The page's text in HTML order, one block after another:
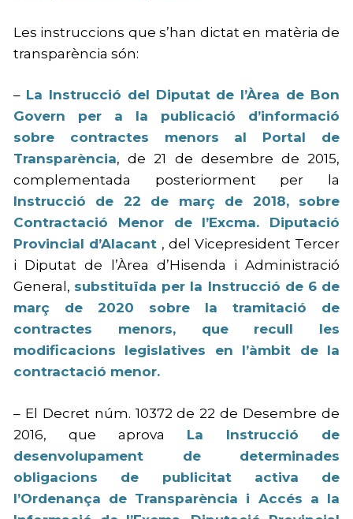
Les instruccions que s’han dictat en matèria de
transparència són:
– La Instrucció del Diputat de l’Àrea de Bon
Govern per a la publicació d’informació
sobre contractes menors al Portal de
Transparència, de 21 de desembre de 2015,
complementada posteriorment per la
Instrucció de 22 de març de 2018, sobre
Contractació Menor de l’Excma. Diputació
Provincial d’Alacant , del Vicepresident Tercer
i Diputat de l’Àrea d’Hisenda i Administració
General, substituïda per la Instrucció de 6 de
març de 2020 sobre la tramitació de
contractes menors, que recull les
modificacions legislatives en l’àmbit de la
contractació menor.
– El Decret núm. 10372 de 22 de Desembre de
2016, que aprova La Instrucció de
desenvolupament de determinades
obligacions de publicitat activa de
l’Ordenança de Transparència i Accés a la